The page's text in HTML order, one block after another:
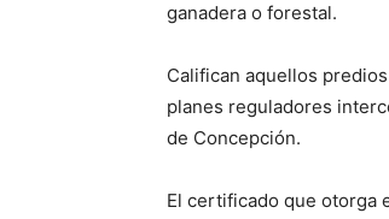
ganadera o forestal.
Califican aquellos
planes reguladores
de Concepción.
El certificado que otorga